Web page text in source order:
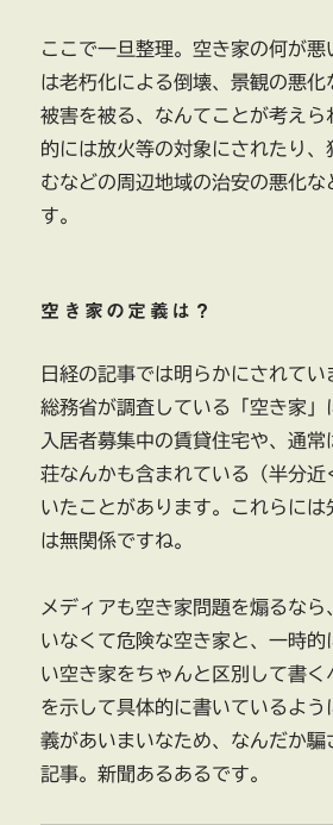
ここで一旦整理。空き家の何が悪
は老朽化による倒壊、景観の悪化
被害を被る、なんてことが考えら
的には放火等の対象にされたり、
むなどの周辺地域の治安の悪化な
す。
空き家の定義は？
日経の記事では明らかにされてい
総務省が調査している「空き家」
入居者募集中の賃貸住宅や、通常
荘なんかも含まれている（半分近
いたことがあります。これらには
は無関係ですね。
メディアも空き家問題を煽るなら
いなくて危険な空き家と、一時的
い空き家をちゃんと区別して書く
を示して具体的に書いているよう
義があいまいなため、なんだか騙
記事。新聞あるあるです。